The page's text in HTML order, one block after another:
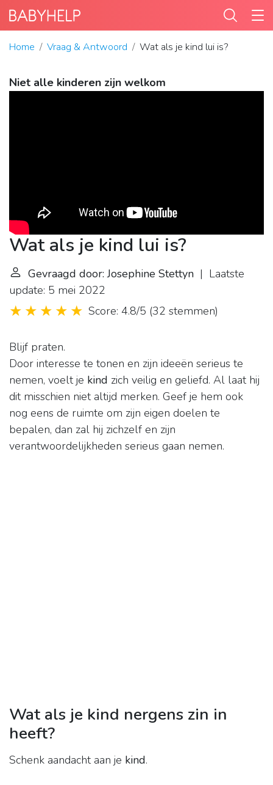
Home Vraag & Antwoord Wat als je kind lui is?
Niet alle kinderen zijn welkom
Wat als je kind lui is?
Gevraagd door: Josephine Stettyn | Laatste
update: 5 mei 2022
Score: 4.8/5 (32 stemmen)
Blijf praten.
Door interesse te tonen en zijn ideeën serieus te
nemen, voelt je kind zich veilig en geliefd. Al laat hij
dit misschien niet altijd merken. Geef je hem ook
nog eens de ruimte om zijn eigen doelen te
bepalen, dan zal hij zichzelf en zijn
verantwoordelijkheden serieus gaan nemen.
Wat als je kind nergens zin in
heeft?
Schenk aandacht aan je kind.